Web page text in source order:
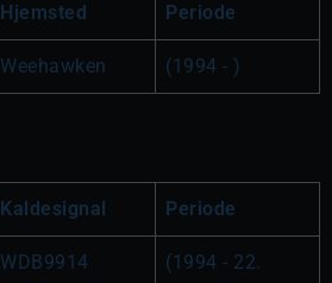
Hjemsted Periode
Weehawken (1994 - )
Kaldesignal Periode
WDB9914
(1994 - 22.